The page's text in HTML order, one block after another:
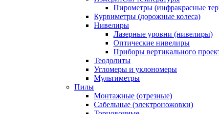
Пирометры (инфракрасные
Курвиметры (дорожные колеса)
Нивелиры
Лазерные уровни (нивелиры)
Оптические нивелиры
Приборы вертикального
Теодолиты
Угломеры и уклономеры
Мультиметры
Пилы
Монтажные (отрезные)
Сабельные (электроножовки)